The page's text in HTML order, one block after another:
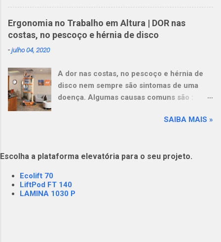
plataforma de 249 kg (550 lb) aumenta a
produtividade e reduz a fadiga do operador.
Opere em pisos delicados : Seu design leve,
em combinação com baixa pressão sobre o
carga. View this post on Instagram A post
shared by Plataformas Elevatórias NEST
(@nestrental)
Ergonomia no Trabalho em Altura | DOR nas
costas, no pescoço e hérnia de disco
-julho 04, 2020
A dor nas costas, no pescoço e hérnia de
disco nem sempre são sintomas de uma
doença. Algumas causas comuns são :
em excesso no lazer ou trabalho a
posição desconfortável uso de uma base
escadas e andaimes)
SAIBA MAIS »
Escolha a plataforma elevatória para o seu projeto.
Ecolift 70
LiftPod FT 140
LAMINA 1030 P